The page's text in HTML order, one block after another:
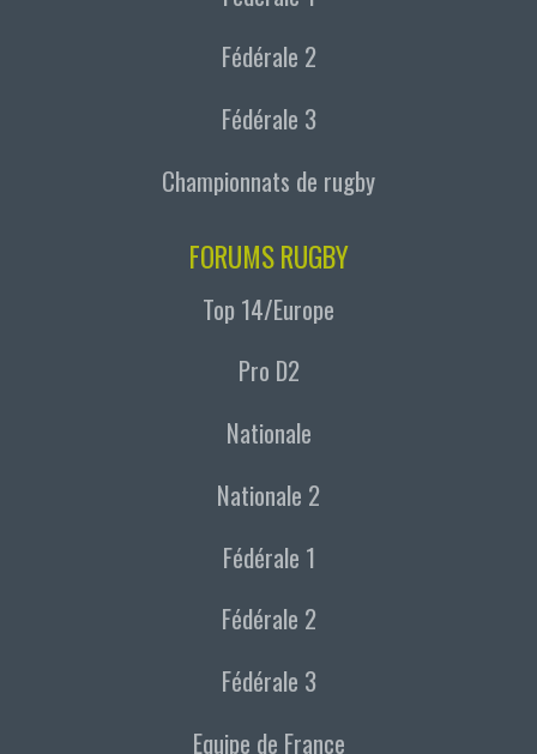
Fédérale 2
Fédérale 3
Championnats de rugby
FORUMS RUGBY
Top 14/Europe
Pro D2
Nationale
Nationale 2
Fédérale 1
Fédérale 2
Fédérale 3
Equipe de France